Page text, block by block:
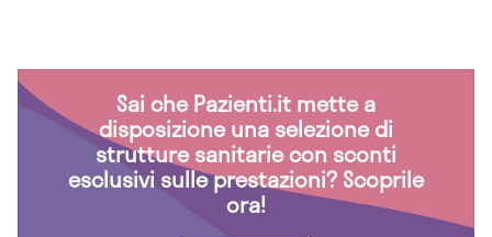
Sai che Pazienti.it mette a
disposizione una selezione di
strutture sanitarie con sconti
esclusivi sulle prestazioni? Scoprile
ora!